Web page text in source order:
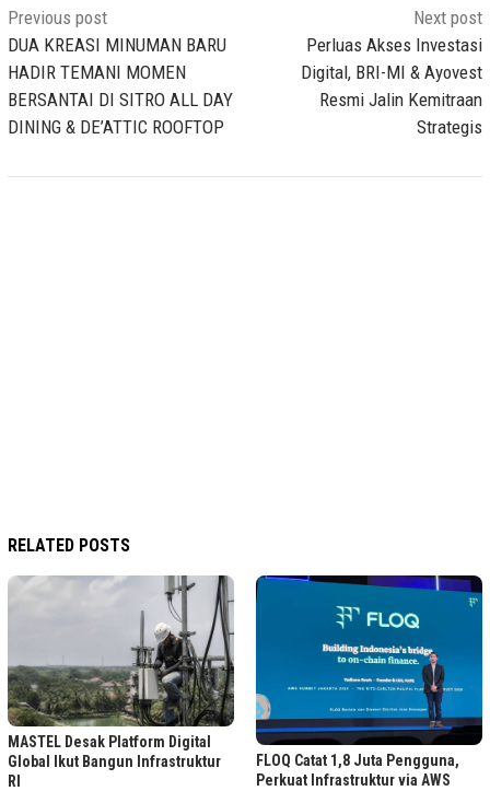
Post
navigation
Previous post
DUA KREASI MINUMAN BARU
HADIR TEMANI MOMEN
BERSANTAI DI SITRO ALL DAY
DINING & DE’ATTIC ROOFTOP
Next post
Perluas Akses Investasi
Digital, BRI-MI & Ayovest
Resmi Jalin Kemitraan
Strategis
RELATED POSTS
MASTEL Desak Platform Digital
Global Ikut Bangun Infrastruktur
RI
FLOQ Catat 1,8 Juta Pengguna,
Perkuat Infrastruktur via AWS